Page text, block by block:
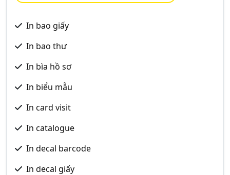
In bao giấy
In bao thư
In bìa hồ sơ
In biểu mẫu
In card visit
In catalogue
In decal barcode
In decal giấy